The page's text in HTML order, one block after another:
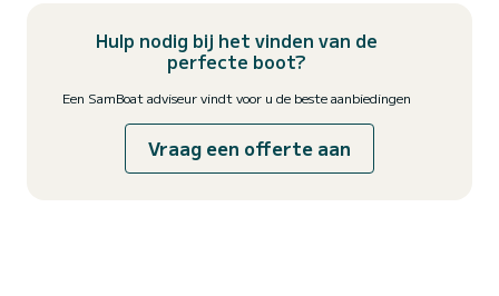
Hulp nodig bij het vinden van de
perfecte boot?
Een SamBoat adviseur vindt voor u de beste aanbiedingen
Vraag een offerte aan